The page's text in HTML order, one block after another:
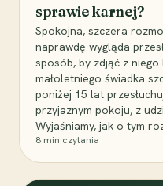
sprawie karnej?
Spokojna, szczera
naprawdę wygląda
sposób, by zdjąć z
małoletniego świadka
poniżej 15 lat
przyjaznym pokoju, z
Wyjaśniamy, jak o tym
8 min czytania